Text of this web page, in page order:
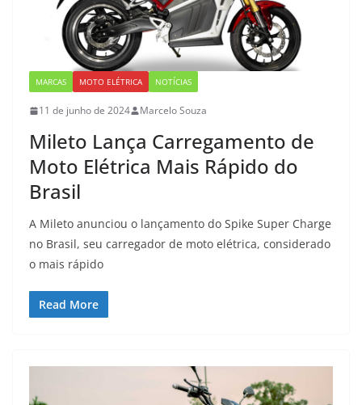
MARCAS MOTO ELÉTRICA NOTÍCIAS
11 de junho de 2024 Marcelo Souza
Mileto Lança Carregamento de
Moto Elétrica Mais Rápido do
Brasil
A Mileto anunciou o lançamento do Spike Super Charge
no Brasil, seu carregador de moto elétrica, considerado
o mais rápido
Read More